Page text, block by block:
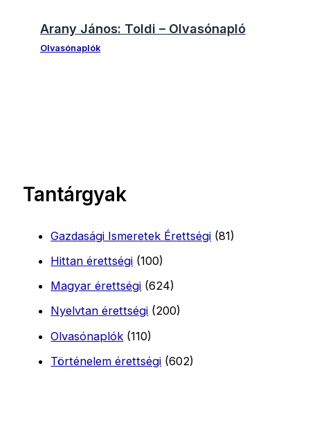
Arany János: Toldi – Olvasónapló
Olvasónaplók
Tantárgyak
Gazdasági Ismeretek Érettségi (81)
Hittan érettségi (100)
Magyar érettségi (624)
Nyelvtan érettségi (200)
Olvasónaplók (110)
Történelem érettségi (602)